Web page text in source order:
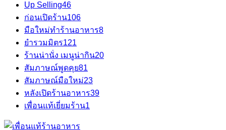
Up Selling46
ก่อนเปิดร้าน106
มือใหม่ทำร้านอาหาร8
ยำรวมมิตร121
ร้านน่านั่ง เมนูน่ากิน20
สัมภาษณ์พูดคุย81
สัมภาษณ์มือใหม่23
หลังเปิดร้านอาหาร39
เพื่อนแท้เยี่ยมร้าน1